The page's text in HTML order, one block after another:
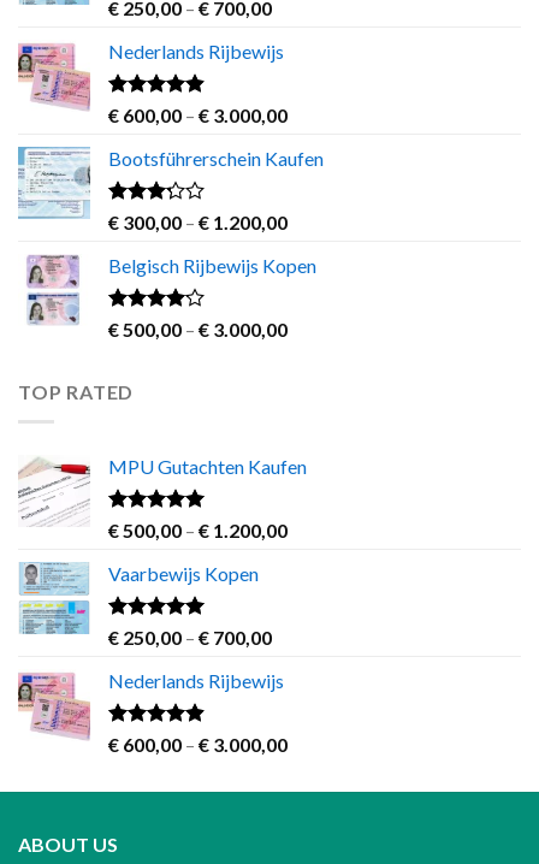
Rated4.63
out of 5
€ 250,00 – € 700,00Price
€ 250,00
€ 700,00
Nederlands Rijbewijs
Rated4.60
out of 5
€ 600,00 – € 3.000,00Price
€ 600,00
€ 3.000,00
Bootsführerschein Kaufen
Rated
out of
5
€ 300,00 – € 1.200,00Price
€ 300,00
€ 1.200,00
Belgisch Rijbewijs Kopen
Rated
out
€500,00 – € 3.000,00Price
TOP RATED
MPU Gutachten Kaufen
Rated5.00
out of 5
€500,00 – € 1.200,00Price
Vaarbewijs Kopen
Rated4.63
out of 5
€ 250,00 – € 700,00Price
€ 250,00
€ 700,00
Nederlands Rijbewijs
Rated4.60
out of 5
€ 600,00 – € 3.000,00Price
€ 600,00
ABOUT US